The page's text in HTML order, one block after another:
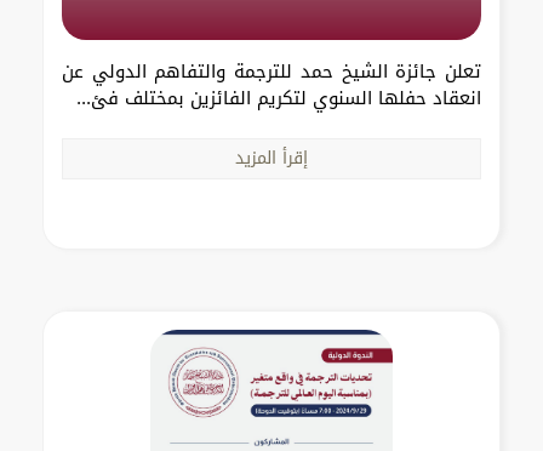
تعلن جائزة الشيخ حمد للترجمة والتفاهم الدولي عن
انعقاد حفلها السنوي لتكريم الفائزين بمختلف فئ...
إقرأ المزيد